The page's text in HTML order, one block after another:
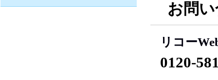
お問
リコー
0120-